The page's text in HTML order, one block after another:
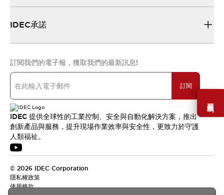
需要幫助嗎？
IDEC承諾
訂閱我們的電子報，獲取我們的最新訊息!
訂閱
IDEC 提供全球性的工業控制、安全與自動化解決方案，推出
創新產品與服務，提升現場作業效率與安全性，更致力於守護
人類福祉。
© 2026 IDEC Corporation
隱私權政策
使用條款